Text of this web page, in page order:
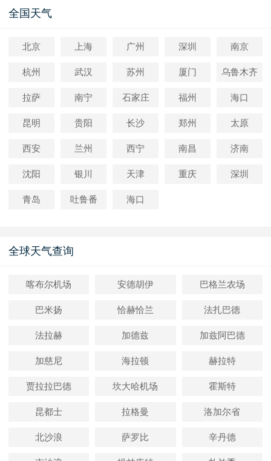
全国天气
北京 上海 广州 深圳 南京
杭州 武汉 苏州 厦门 乌鲁木齐
拉萨 南宁 石家庄 福州 海口
昆明 贵阳 长沙 郑州 太原
西安 兰州 西宁 南昌 济南
沈阳 银川 天津 重庆 深圳
青岛 吐鲁番 海口
全球天气查询
喀布尔机场 安德胡伊 巴格兰农场
巴米扬 恰赫恰兰 法扎巴德
法拉赫 加德兹 加兹阿巴德
加慈尼 海拉顿 赫拉特
贾拉拉巴德 坎大哈机场 霍斯特
昆都士 拉格曼 洛加尔省
北沙浪 萨罗比 辛丹德